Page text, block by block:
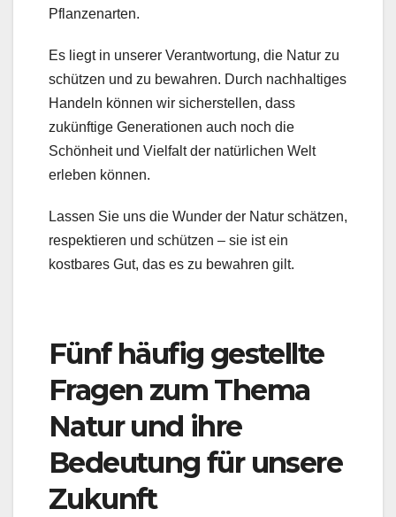
Pflanzenarten.
Es liegt in unserer Verantwortung, die Natur zu
schützen und zu bewahren. Durch nachhaltiges
Handeln können wir sicherstellen, dass
zukünftige Generationen auch noch die
Schönheit und Vielfalt der natürlichen Welt
erleben können.
Lassen Sie uns die Wunder der Natur schätzen,
respektieren und schützen – sie ist ein
kostbares Gut, das es zu bewahren gilt.
Fünf häufig gestellte
Fragen zum Thema
Natur und ihre
Bedeutung für unsere
Zukunft